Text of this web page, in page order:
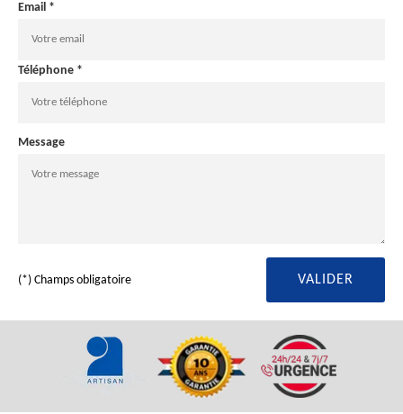
Email *
Téléphone *
Message
(*) Champs obligatoire